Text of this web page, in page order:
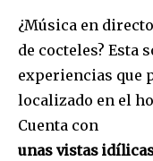
¿Música en
de cocteles? Esta
experiencias que
localizado en el
Cuenta con
unas vistas